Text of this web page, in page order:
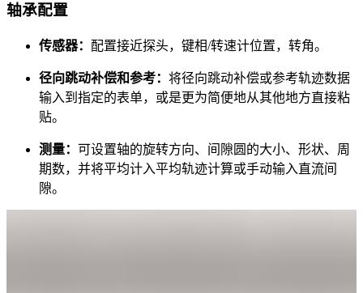
轴承配置
传感器： 配置接近探头，键相/转速计位置，转角。
径向跳动补偿和参考： 将径向跳动补偿或参考轨迹数据
输入到指定的表单，或是更为简便地从其他地方直接粘
贴。
测量： 可设置轴的旋转方向、间隙圆的大小、形状、周
期数，并将平均计入平均轨迹计算或手动输入直流间
隙。